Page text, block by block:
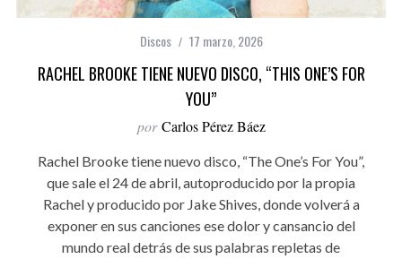
Discos 17 marzo, 2026
RACHEL BROOKE TIENE NUEVO DISCO, “THIS ONE’S FOR
YOU”
por Carlos Pérez Báez
Rachel Brooke tiene nuevo disco, “The One’s For You”,
que sale el 24 de abril, autoproducido por la propia
Rachel y producido por Jake Shives, donde volverá a
exponer en sus canciones ese dolor y cansancio del
mundo real detrás de sus palabras repletas de